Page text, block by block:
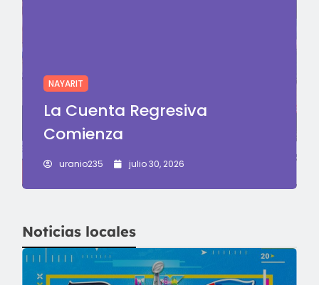
NAYARIT
La Cuenta Regresiva
Comienza
uranio235 julio 30, 2026
Noticias locales